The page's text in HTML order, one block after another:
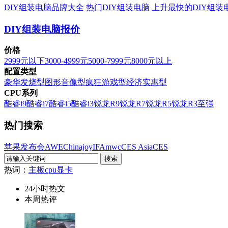
DIY组装电脑品牌大全 热门DIY组装电脑 上升最快的DIY组装
DIY组装电脑报价
价格
2999元以下3000-4999元5000-7999元8000元以上
配置类型
豪华发烧型图形音像型疯狂游戏型经济实惠型
CPU系列
酷睿i9酷睿i7酷睿i5酷睿i3锐龙R9锐龙R7锐龙R5锐龙R3至强
热门搜索
苹果发布会AWEChinajoyIFAmwcCES AsiaCES
热词： 主板cpu显卡
24小时热文
本周热评